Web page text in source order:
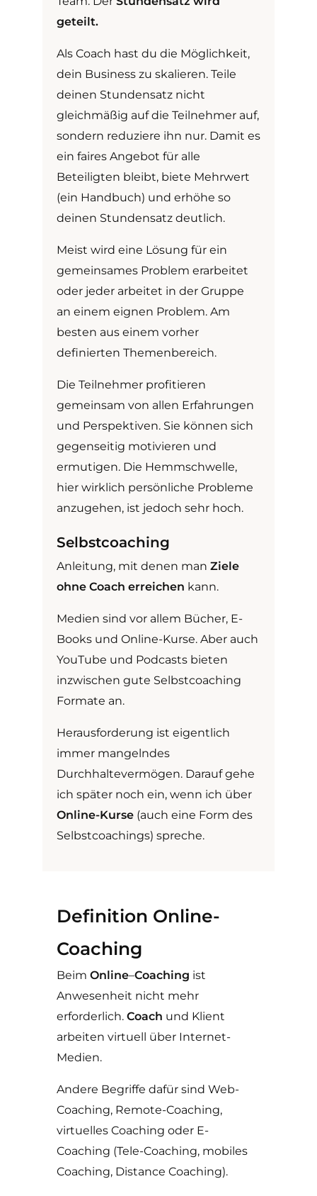
geteilt.
Als Coach hast du die Möglichkeit,
dein Business zu skalieren. Teile
deinen Stundensatz nicht
gleichmäßig auf die Teilnehmer auf,
sondern reduziere ihn nur. Damit es
ein faires Angebot für alle
Beteiligten bleibt, biete Mehrwert
(ein Handbuch) und erhöhe so
deinen Stundensatz deutlich.
Meist wird eine Lösung für ein
gemeinsames Problem erarbeitet
oder jeder arbeitet in der Gruppe
an einem eignen Problem. Am
besten aus einem vorher
definierten Themenbereich.
Die Teilnehmer profitieren
gemeinsam von allen Erfahrungen
und Perspektiven. Sie können sich
gegenseitig motivieren und
ermutigen. Die Hemmschwelle,
hier wirklich persönliche Probleme
anzugehen, ist jedoch sehr hoch.
Selbstcoaching
Anleitung, mit denen man Ziele
ohne Coach erreichen kann.
Medien sind vor allem Bücher, E-
Books und Online-Kurse. Aber auch
YouTube und Podcasts bieten
inzwischen gute Selbstcoaching
Formate an.
Herausforderung ist eigentlich
immer mangelndes
Durchhaltevermögen. Darauf gehe
ich später noch ein, wenn ich über
Online-Kurse (auch eine Form des
Selbstcoachings) spreche.
Definition Online-
Coaching
Beim Online–Coaching ist
Anwesenheit nicht mehr
erforderlich. Coach und Klient
arbeiten virtuell über Internet-
Medien.
Andere Begriffe dafür sind Web-
Coaching, Remote-Coaching,
virtuelles Coaching oder E-
Coaching (Tele-Coaching, mobiles
Coaching, Distance Coaching).